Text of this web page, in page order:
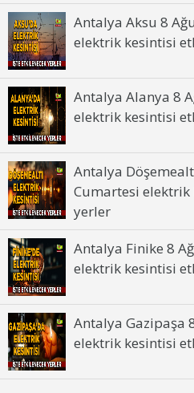
Antalya Aksu 8
elektrik kesintisi
Antalya Alanya 8
elektrik kesintisi
Antalya
Cumartesi
yerler
Antalya Finike 8
elektrik kesintisi
Antalya Gazipaşa
elektrik kesintisi